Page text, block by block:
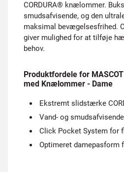
CORDURA® knælommer.
smudsafvisende, og den
maksimal bevægelsesfrihed.
giver mulighed for at tilføje
behov.
Produktfordele for
med Knælommer - Dame
Ekstremt slidstærke
Vand- og
Click Pocket System for
Optimeret damepasform